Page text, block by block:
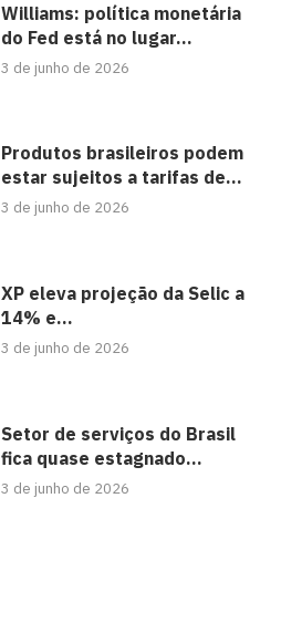
Williams: política monetária
do Fed está no lugar...
3 de junho de 2026
Produtos brasileiros podem
estar sujeitos a tarifas de...
3 de junho de 2026
XP eleva projeção da Selic a
14% e...
3 de junho de 2026
Setor de serviços do Brasil
fica quase estagnado...
3 de junho de 2026